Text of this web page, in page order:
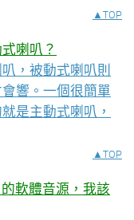
▲TOP
喇叭？
，被動式喇叭則
響。一個很簡單
是主動式喇叭，
▲TOP
軟體音源，我該